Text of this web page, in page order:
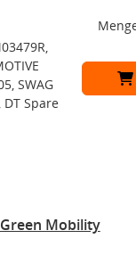
SWAG
DT Spare
Mobility